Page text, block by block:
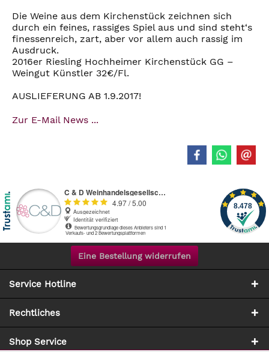
Die Weine aus dem Kirchenstück zeichnen sich
durch ein feines, rassiges Spiel aus und sind steht‘s
finessenreich, zart, aber vor allem auch rassig im
Ausdruck.
2016er Riesling Hochheimer Kirchenstück GG –
Weingut Künstler 32€/Fl.
AUSLIEFERUNG AB 1.9.2017!
Zur E-Mail News ...
Eine Bestellung widerrufen
Service Hotline
Rechtliches
Shop Service